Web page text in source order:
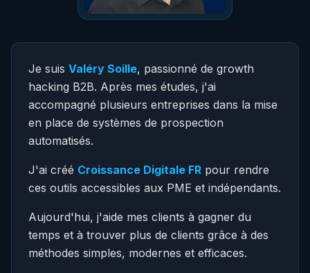
Je suis Valéry Soille, passionné de growth
hacking B2B. Après mes études, j'ai
accompagné plusieurs entreprises dans la mise
en place de systèmes de prospection
automatisés.
J'ai créé Croissance Digitale FR pour rendre
ces outils accessibles aux PME et indépendants.
Aujourd'hui, j'aide mes clients à gagner du
temps et à trouver plus de clients grâce à des
méthodes simples, modernes et efficaces.